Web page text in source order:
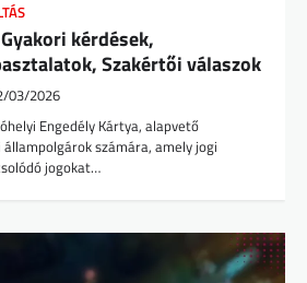
kérdések,
Szakértői válaszok
03/2026
Engedély Kártya, alapvető
számára, amely jogi
jogokat…